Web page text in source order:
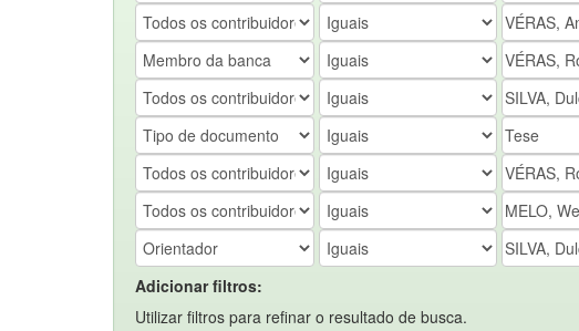
Adicionar filtros:
Utilizar filtros para refinar o resultado de busca.